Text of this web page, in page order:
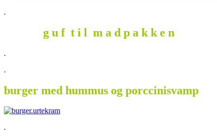
.
g u f t i l m a d p a k k e n
.
.
burger med hummus og porccinisvamp
.